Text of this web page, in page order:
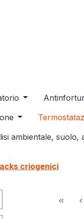
Open or close
Open or close
the dropdown
ambientale, suolo,
criogenici